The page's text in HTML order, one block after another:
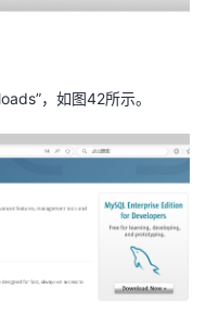
，如图42所示。